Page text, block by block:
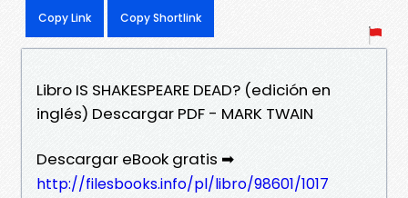
Copy Link Copy Shortlink
Libro IS SHAKESPEARE DEAD? (edición en
inglés) Descargar PDF - MARK TWAIN
Descargar eBook gratis ➡
http://filesbooks.info/pl/libro/98601/1017